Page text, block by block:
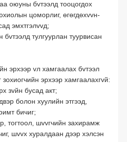
оюуны бvтээлд тооцогдох
цоморлиг, өгөгдөхvvн-
эмхтгэлvvд;
тулгуурлан туурвисан
эрхээр vл хамгаалах бvтээл
эрхээр хамгаалахгvй:
зvйн бусад акт;
болон хуулийн этгээд,
бичиг;
шvvгчийн захирамж
шvvх хуралдаан дээр хэлсэн